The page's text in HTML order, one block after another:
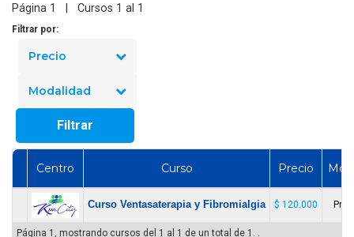
Página 1 | Cursos 1 al 1
Filtrar por:
Precio
Modalidad
Filtrar
Centro Curso Precio
Curso Ventasaterapia y Fibromialgia $ 120.000
Página 1, mostrando cursos del 1 al 1 de un total de 1. .